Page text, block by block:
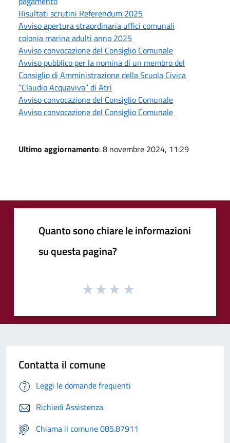
Risultati scrutini Referendum 2025
Avviso apertura straordinaria uffici comunali
colonia marina adulti anno 2025
Avviso convocazione del Consiglio Comunale
Avviso pubblico per la nomina di un membro del
Consiglio di Amministrazione della Scuola Civica
“Claudio Acquaviva” di Atri
Avviso convocazione del Consiglio Comunale
Avviso convocazione del Consiglio Comunale
Ultimo aggiornamento: 8 novembre 2024, 11:29
Quanto sono chiare le informazioni
su questa pagina?
Contatta il comune
Leggi le domande frequenti
Richiedi Assistenza
Chiama il comune 085.87911